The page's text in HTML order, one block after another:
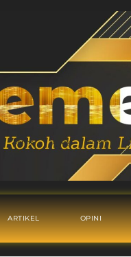
ARTIKEL OPINI